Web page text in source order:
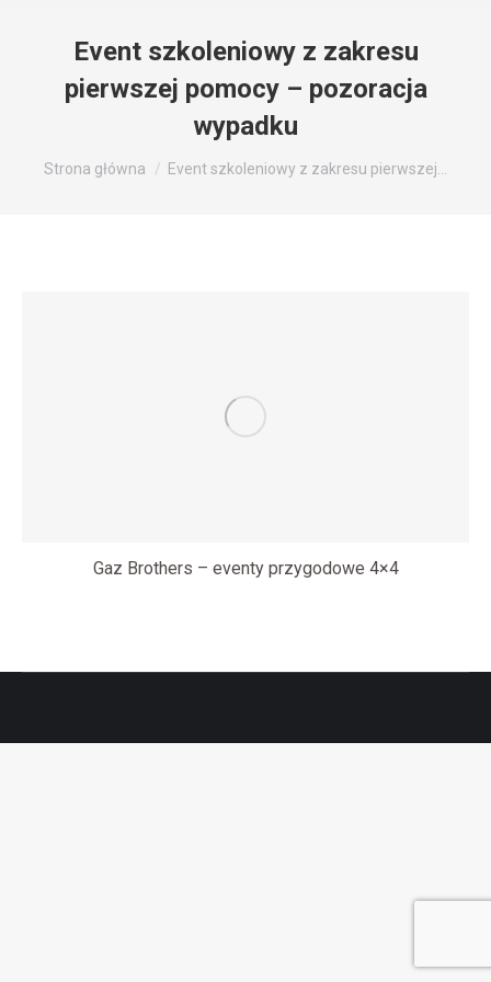
Event szkoleniowy z zakresu
pierwszej pomocy – pozoracja
wypadku
Jesteś tutaj:
Strona główna Event szkoleniowy z zakresu pierwszej…
Gaz Brothers – eventy przygodowe 4×4